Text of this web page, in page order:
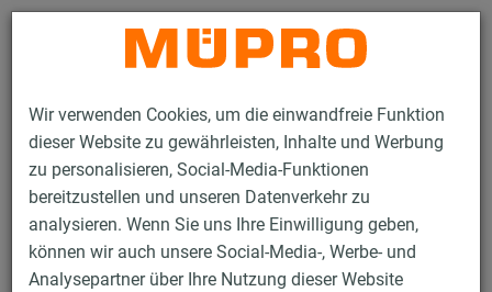
Wir verwenden Cookies, um die einwandfreie Funktion
dieser Website zu gewährleisten, Inhalte und Werbung
zu personalisieren, Social-Media-Funktionen
bereitzustellen und unseren Datenverkehr zu
analysieren. Wenn Sie uns Ihre Einwilligung geben,
können wir auch unsere Social-Media-, Werbe- und
Analysepartner über Ihre Nutzung dieser Website
Kontakt
Produkte Befestigungstechnik
Feuerverzinkte Produkte
Feuerverzinkte Installationsschienen
MPT-Konsolen Q80